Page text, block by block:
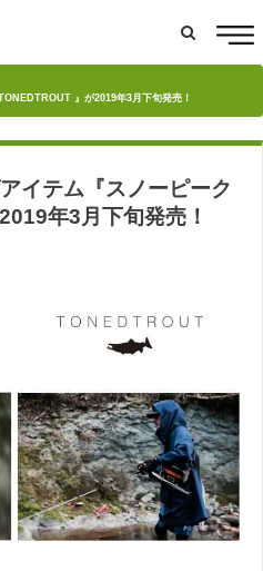
』が2019年3月下旬発売！
イテム『スノーピーク
年3月下旬発売！